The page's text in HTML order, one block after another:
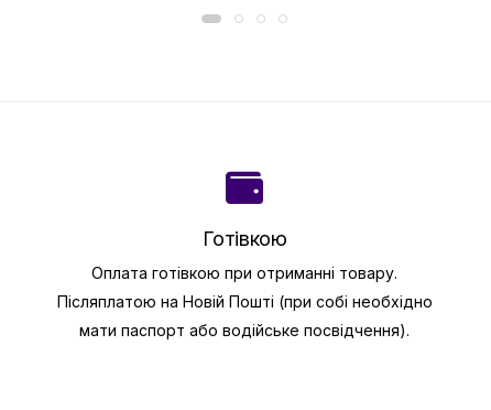
Готівкою
Оплата готівкою при отриманні товару.
Післяплатою на Новій Пошті (при собі необхідно
мати паспорт або водійське посвідчення).